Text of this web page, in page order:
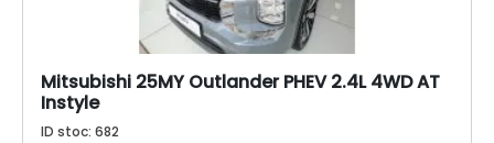
Mitsubishi 25MY Outlander PHEV 2.4L 4WD AT
Instyle
ID stoc: 682